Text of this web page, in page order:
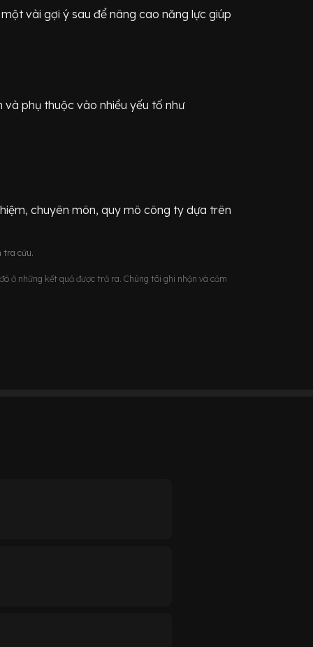
vài gợi ý sau để nâng cao năng lực giúp
và phụ thuộc vào nhiều yếu tố như
chuyên môn, quy mô công ty dựa trên
tra cứu.
ở những kết quả được trả ra. Chúng tôi ghi nhận và cảm